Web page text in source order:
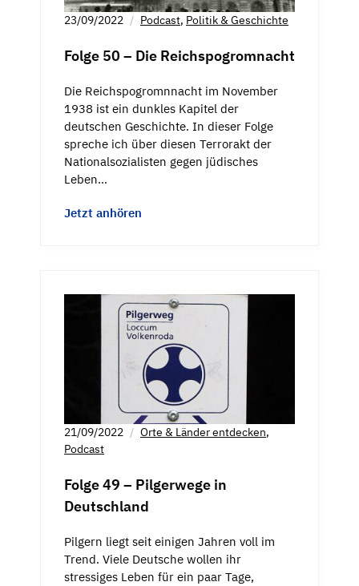
23/09/2022 Podcast, Politik & Geschichte
Folge 50 – Die Reichspogromnacht
Die Reichspogromnnacht im November
1938 ist ein dunkles Kapitel der
deutschen Geschichte. In dieser Folge
spreche ich über diesen Terrorakt der
Nationalsozialisten gegen jüdisches
Leben…
Jetzt anhören
21/09/2022 Orte & Länder entdecken,
Podcast
Folge 49 – Pilgerwege in
Deutschland
Pilgern liegt seit einigen Jahren voll im
Trend. Viele Deutsche wollen ihr
stressiges Leben für ein paar Tage,